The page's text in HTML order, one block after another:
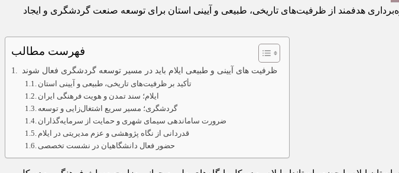
هدفمند از ظرفیت‌های تاریخی، طبیعی و آیینی استان برای توسعه صنعت گردشگری و ایجاد
فهرست مطالب
ظرفیت‌ های آیینی و طبیعی ایلام باید در مسیر توسعه گردشگری فعال شوند
تأکید بر ظرفیت‌های تاریخی، طبیعی و آیینی استان
ایلام؛ سند تمدن و هویت فرهنگی ایران
گردشگری؛ مسیر سریع اشتغال‌زایی و توسعه
ضرورت ساماندهی سیمای شهری و حمایت از سرمایه‌گذاران
قدردانی از نگاه پژوهشی و عزم مدیریتی در ایلام
حضور فعال دانشگاهیان در نشست تخصصی